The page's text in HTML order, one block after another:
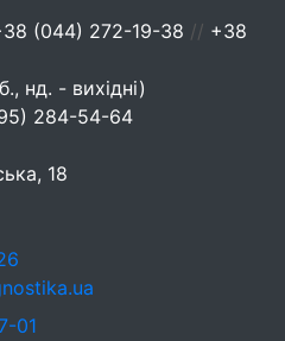
(044) 272-19-38 // +38
нд. - вихідні)
284-54-64
18
01